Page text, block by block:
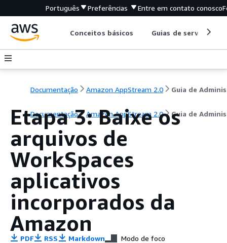
Português Preferências Entre em contato conosco
Conceitos básicos Guias de serviço
Documentação Amazon AppStream 2.0
Documentação Amazon AppStream 2.0 Guia de
Etapa 3: Baixe os
arquivos de
WorkSpaces
aplicativos
incorporados da
Amazon
PDF RSS Markdown Modo de foco